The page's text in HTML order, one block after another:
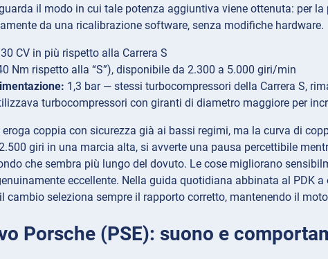
il modo in cui tale potenza aggiuntiva viene ottenuta: per
da una ricalibrazione software, senza modifiche hardware.
CV in più rispetto alla Carrera S
Nm rispetto alla “S”), disponibile da 2.300 a 5.000 giri/min
1,3 bar — stessi turbocompressori della Carrera S,
turbocompressori con giranti di diametro maggiore per
coppia con sicurezza già ai bassi regimi, ma la curva di
giri in una marcia alta, si avverte una pausa percettibile
che sembra più lungo del dovuto. Le cose migliorano
eccellente. Nella guida quotidiana abbinata al PDK
cambio seleziona sempre il rapporto corretto, mantenendo il
Porsche (PSE): suono e